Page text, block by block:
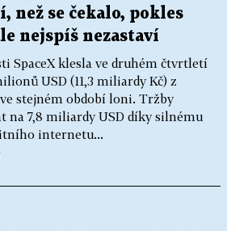
než se čekalo, pokles
nejspíš nezastaví
SpaceX klesla ve druhém čtvrtletí
USD (11,3 miliardy Kč) z
stejném období loni. Tržby
na 7,8 miliardy USD díky silnému
internetu...